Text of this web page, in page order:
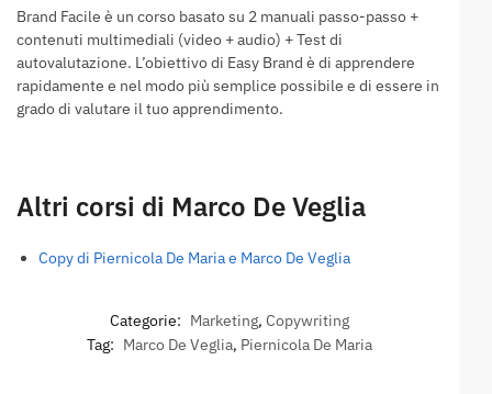
Brand Facile è un corso basato su 2 manuali passo-passo +
contenuti multimediali (video + audio) + Test di
autovalutazione. L’obiettivo di Easy Brand è di apprendere
rapidamente e nel modo più semplice possibile e di essere in
grado di valutare il tuo apprendimento.
Altri corsi di Marco De Veglia
Copy di Piernicola De Maria e Marco De Veglia
Categorie: Marketing, Copywriting
Tag: Marco De Veglia, Piernicola De Maria